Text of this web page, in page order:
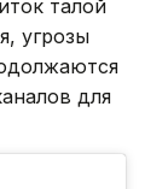
талой
угрозы
для